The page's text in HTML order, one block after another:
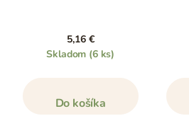
5,16 €
Skladom (6 ks)
Do košíka